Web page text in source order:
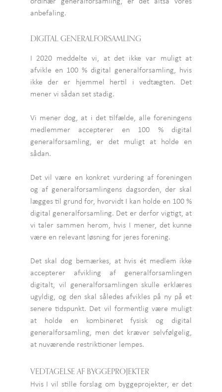
anbefaling.
DIGITAL GENERALFORSAMLING
I 2020 meddelte vi, at det ikke var muligt at
afvikle en 100 % digital generalforsamling, hvis
ikke der er hjemmel hertil i vedtægten. Det
mener vi sådan set stadig.
Vi mener dog, at i det tilfælde, alle foreningens
medlemmer accepterer en 100 % digital
generalforsamling, er det muligt at holde en
sådan.
Det vil være en konkret vurdering af foreningen
og af generalforsamlingens dagsorden, der skal
lægges til grund for, hvorvidt I kan holde en 100 %
digital generalforsamling. Det er derfor vigtigt, at
vi taler sammen herom, hvis I mener, det kunne
være en relevant løsning for jeres forening.
Det skal dog bemærkes, at hvis ét medlem ikke
accepterer afvikling af generalforsamlingen
digitalt, vil generalforsamlingen skulle erklæres
ugyldig, og den skal således afvikles på ny på et
senere tidspunkt. Det vil formentlig være muligt
at holde en kombineret fysisk og digital
generalforsamling, men det kræver selvfølgelig,
at nuværende restriktioner lempes.
VEDTAGELSE AF BYGGEPROJEKTER
Hvis I vil stille forslag om byggeprojekter, er det